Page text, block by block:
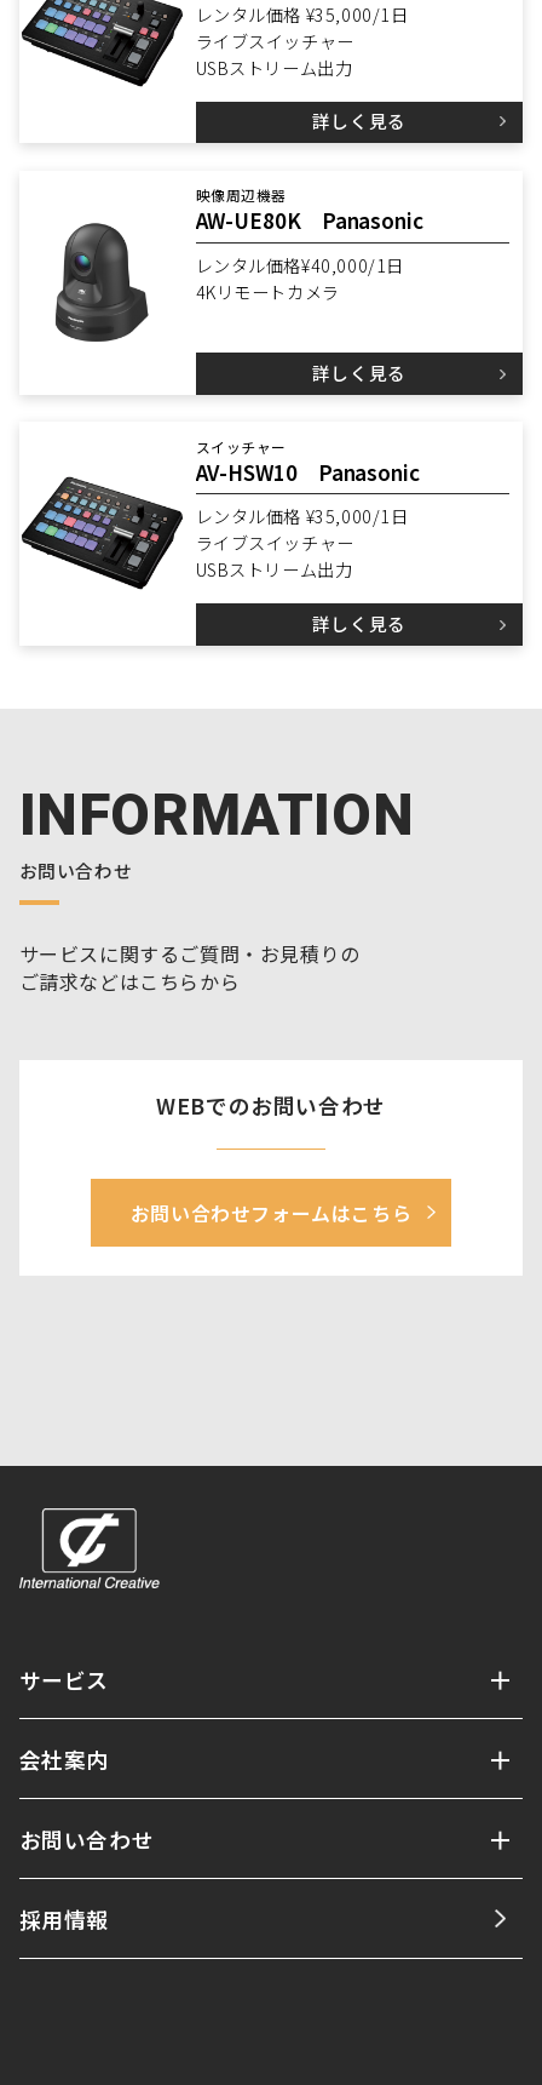
レンタル価格 ¥35,000/1日
ライブスイッチャー
USBストリーム出力
詳しく見る
映像周辺機器
AW-UE80K Panasonic
レンタル価格¥40,000/1日
4Kリモートカメラ
詳しく見る
スイッチャー
AV-HSW10 Panasonic
レンタル価格 ¥35,000/1日
ライブスイッチャー
USBストリーム出力
詳しく見る
INFORMATION
お問い合わせ
サービスに関するご質問・お見積りの
ご請求などはこちらから
WEBでのお問い合わせ
お問い合わせフォームはこちら
サービス
会社案内
お問い合わせ
採用情報